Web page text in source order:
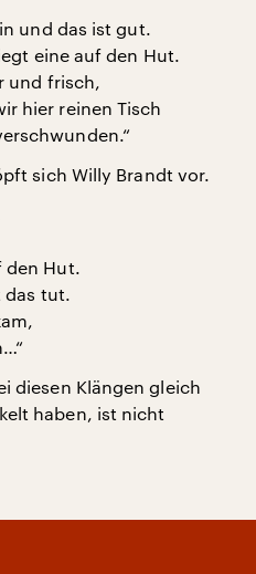
und das ist gut.
eine auf den Hut.
und frisch,
hier reinen Tisch
sich Willy Brandt vor.
den Hut.
das tut.
diesen Klängen gleich
haben, ist nicht